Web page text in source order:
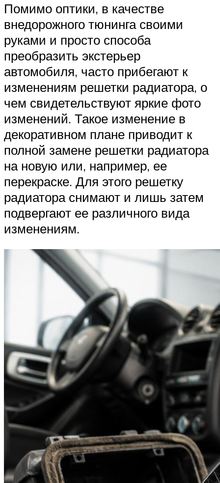
Помимо оптики, в качестве
внедорожного тюнинга своими
руками и просто способа
преобразить экстерьер
автомобиля, часто прибегают к
изменениям решетки радиатора, о
чем свидетельствуют яркие фото
изменений. Такое изменение в
декоративном плане приводит к
полной замене решетки радиатора
на новую или, например, ее
перекраске. Для этого решетку
радиатора снимают и лишь затем
подвергают ее различного вида
изменениям.